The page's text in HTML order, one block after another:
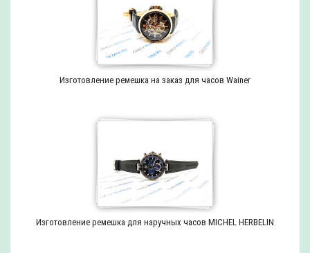
Изготовление ремешка на заказ для часов Wainer
Изготовление ремешка для наручных часов MICHEL HERBELIN